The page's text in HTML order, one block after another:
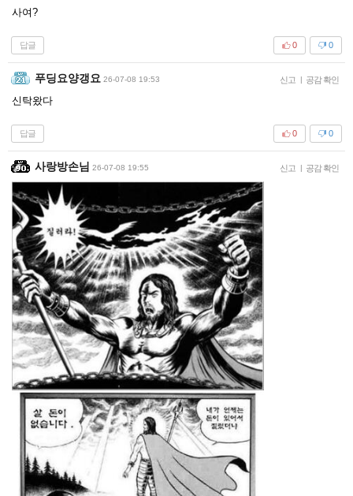
사여?
답글 0
0
푸딩요양갱요 26-07-08 19:53 신고 | 공감 확인
신탁왔다
답글 0
0
사랑방손님 26-07-08 19:55 신고 | 공감 확인